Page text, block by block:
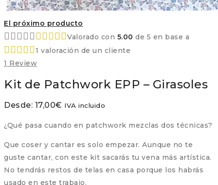
El próximo producto
Valorado con 5.00 de 5 en base a
1 valoración de un cliente
1 Review
Kit de Patchwork EPP – Girasoles
Desde: 17,00€ IVA incluido
¿Qué pasa cuando en patchwork mezclas dos técnicas?
Que coser y cantar es solo empezar. Aunque no te
guste cantar, con este kit sacarás tu vena más artística.
No tendrás restos de telas en casa porque los habrás
usado en este trabajo.